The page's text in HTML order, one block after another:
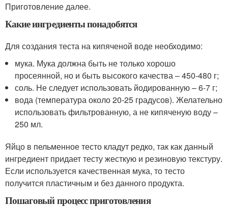
Приготовление далее.
Какие ингредиенты понадобятся
Для создания теста на кипяченой воде необходимо:
мука. Мука должна быть не только хорошо
просеянной, но и быть высокого качества – 450-480 г;
соль. Не следует использовать йодированную – 6-7 г;
вода (температура около 20-25 градусов). Желательно
использовать фильтрованную, а не кипяченую воду –
250 мл.
Яйцо в пельменное тесто кладут редко, так как данный
ингредиент придает тесту жесткую и резиновую текстуру.
Если используется качественная мука, то тесто
получится пластичным и без данного продукта.
Пошаговый процесс приготовления